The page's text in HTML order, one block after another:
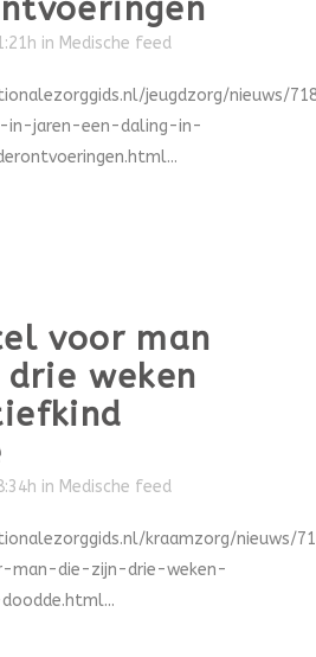
in Medische feed
jeugdzorg/nieuws/
jaren-een-daling-in-
voor man
weken
in Medische feed
kraamzorg/nieuws/
man-die-zijn-drie-weken-